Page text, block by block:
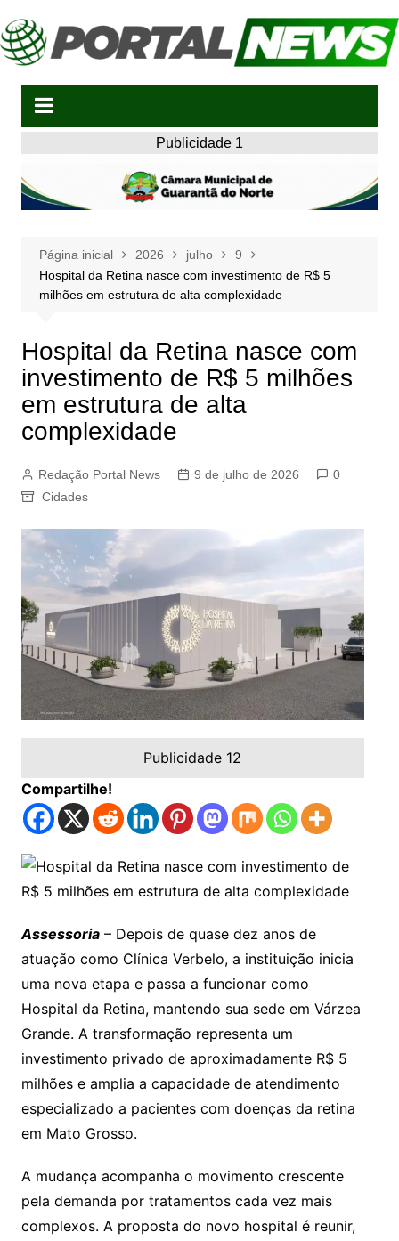
para
o
Publicidade 1
Página inicial 2026 julho
9
Hospital da Retina nasce com investimento de R$ 5
milhões em estrutura de alta complexidade
Hospital da Retina nasce com
investimento de R$ 5 milhões
em estrutura de alta
complexidade
Redação Portal News 9 de julho de 2026
0
Cidades
Publicidade 12
Compartilhe!
Assessoria– Depois de quase dez anos de
atuação como Clínica Verbelo, a instituição inicia
uma nova etapa e passa a funcionar como
Hospital da Retina, mantendo sua sede em Várzea
Grande. A transformação representa um
investimento privado de aproximadamente R$ 5
milhões e amplia a capacidade de atendimento
especializado a pacientes com doenças da retina
em Mato Grosso.
A mudança acompanha o movimento crescente
pela demanda por tratamentos cada vez mais
complexos. A proposta do novo hospital é reunir,